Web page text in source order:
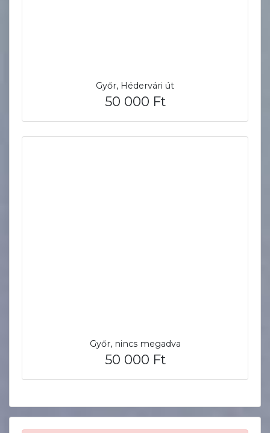
Győr, Hédervári út
50 000 Ft
Győr, nincs megadva
50 000 Ft